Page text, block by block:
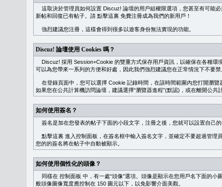
這取決於管理員如何設置 Discuz! 論壇的用戶組權限選項，您甚至有可能
新帖和回復已有帖子。請 點擊這裏 免費注冊成為我們的新用戶！
強烈建議您注冊，這樣會得到很多以遊客身份無法實現的功能。
Discuz! 論壇使用 Cookies 嗎？
Discuz! 採用 Session+Cookie 的雙重方式保存用戶資訊，以確保在各種環
可以為您帶來一系列的方便和好處，因此我們強烈建議您在正常情況下不要
在登錄頁面中，您可以選擇 Cookie 記錄時間，在該時間範圍內您打開瀏
如果您在公共計算機訪問論壇，建議選擇“瀏覽器進程”(默認)，或在離開公共
如何使用簽名？
簽名是加在您發表的帖子下面的小段文字，注冊之後，您就可以設置自己
點擊這裏 進入控制面板，在簽名框中輸入簽名文字，並確定不要超過管
您的的簽名將在帖子中自動被顯示。
如何使用個性化的頭像？
同樣在 控制面板 中，有一處“頭像”選項。頭像是顯示在您用戶名下面的
般頭像圖像寬度應控制在 150 圖元以下，以免影響介面美觀。